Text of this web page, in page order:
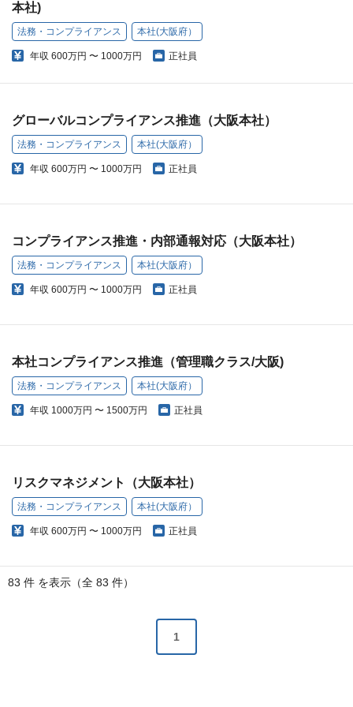
本社)
法務・コンプライアンス 本社(大阪府）
年収 600万円 〜 1000万円 正社員
グローバルコンプライアンス推進（大阪本社）
法務・コンプライアンス 本社(大阪府）
年収 600万円 〜 1000万円 正社員
コンプライアンス推進・内部通報対応（大阪本社）
法務・コンプライアンス 本社(大阪府）
年収 600万円 〜 1000万円 正社員
本社コンプライアンス推進（管理職クラス/大阪)
法務・コンプライアンス 本社(大阪府）
年収 1000万円 〜 1500万円 正社員
リスクマネジメント（大阪本社）
法務・コンプライアンス 本社(大阪府）
年収 600万円 〜 1000万円 正社員
83 件 を表示（全 83 件）
1